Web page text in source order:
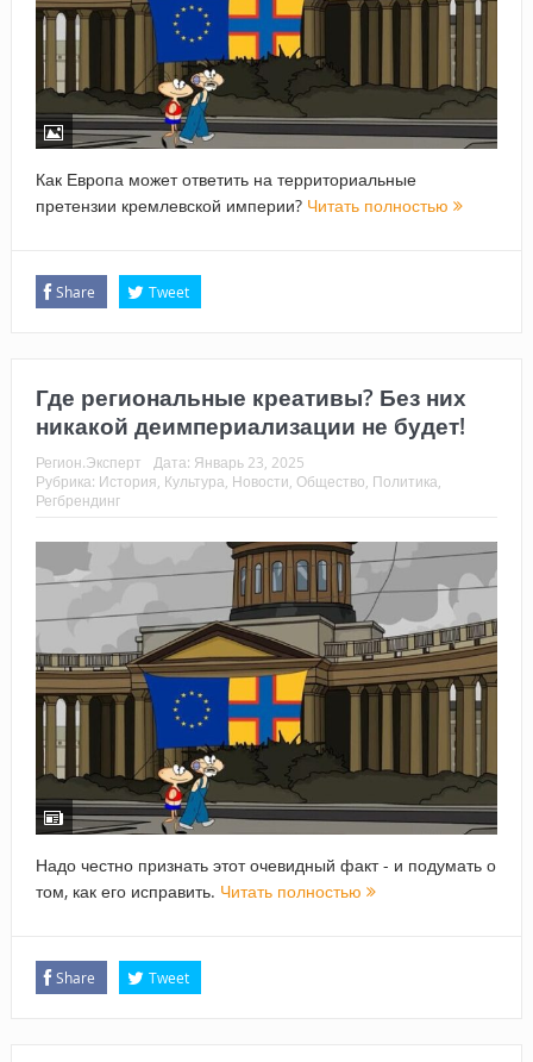
Как Европа может ответить на территориальные
претензии кремлевской империи? Читать полностью
Share Tweet
Где региональные креативы? Без них
никакой деимпериализации не будет!
Регион.Эксперт Дата: Январь 23, 2025
Рубрика: История, Культура, Новости, Общество, Политика,
Регбрендинг
Надо честно признать этот очевидный факт - и подумать о
том, как его исправить. Читать полностью
Share Tweet